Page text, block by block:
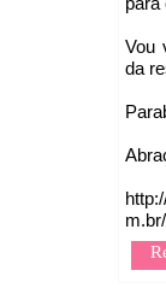
Vou
da
m.br/